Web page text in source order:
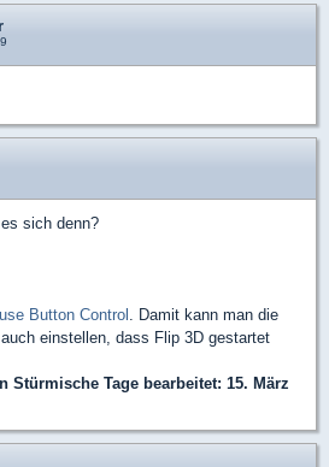
sich denn?
Button Control . Damit kann man die
einstellen, dass Flip 3D gestartet
Stürmische Tage bearbeitet: 15. März